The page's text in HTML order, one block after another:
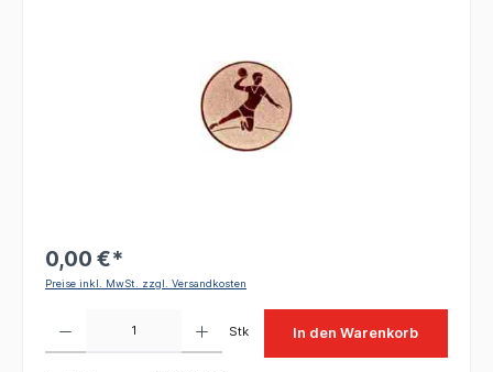
0,00 €*
Preise inkl. MwSt. zzgl. Versandkosten
Stk In den Warenkorb